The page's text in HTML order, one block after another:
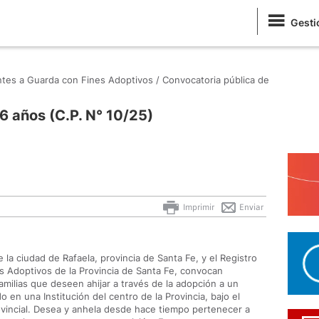
a Guarda con Fines Adoptivos / Convocatoria pública de
años (C.P. N° 10/25)
Enviar
Imprimir
ciudad de Rafaela, provincia de Santa Fe, y el Registro
Adoptivos de la Provincia de Santa Fe, convocan
que deseen ahijar a través de la adopción a un
en una Institución del centro de la Provincia, bajo el
Desea y anhela desde hace tiempo pertenecer a